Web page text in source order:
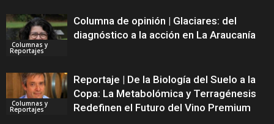
Columnas y
Reportajes
Columna de opinión | Glaciares: del
diagnóstico a la acción en La Araucanía
Columnas y
Reportajes
Reportaje | De la Biología del Suelo a la
Copa: La Metabolómica y Terragénesis
Redefinen el Futuro del Vino Premium